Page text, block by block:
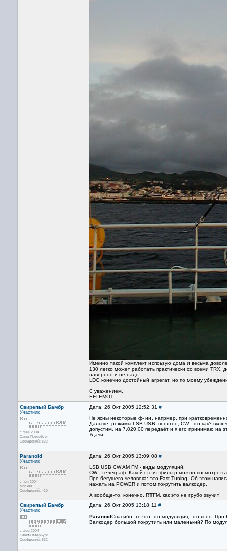
Именно такой комплект испоьзую дома и весьма
130 легко может работать практически со всеми
наверное и не надо.
LDG конечно достойный агрегат, но по моему
С уважением,
БЕГЕМОТ
Свирепый Бамбр
Участник
с фев 2004
Санкт-Петербург
Сообщений: 832
Дата: 26 Окт 2005 12:52:31 #
Не ясны некоторые ф- ии, напрмер, при
Дальше- режимы LSB USB- понятно, CW- это как?
допустим, на 7,020,00 передаёт и я его принимаю на
Удачи.
Paranoid
Участник
с ноя 2004
Москва
Сообщений: 410
Дата: 26 Окт 2005 13:09:08 #
LSB USB CW AM FM - виды модуляций.
CW - телеграф. Какой стоит фильтр можно
Про бегущего человека: это Fast Tuning. Об этом
нажать на POWER и потом покрутить валкодер.
А вообще-то, конечно, RTFM, как это не грубо звучит!
Свирепый Бамбр
Участник
с фев 2004
Санкт-Петербург
Сообщений: 832
Дата: 26 Окт 2005 13:18:11 #
ParanoidСпасибо, то что это модуляция, это ясно.
Валкодер большой покрутить или маленький? По